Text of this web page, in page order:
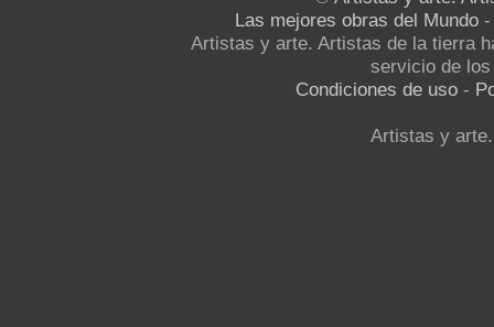
Las mejores obras del Mundo
Artistas y arte. Artistas de la tierra
servicio de
Condiciones de uso -
Artistas y